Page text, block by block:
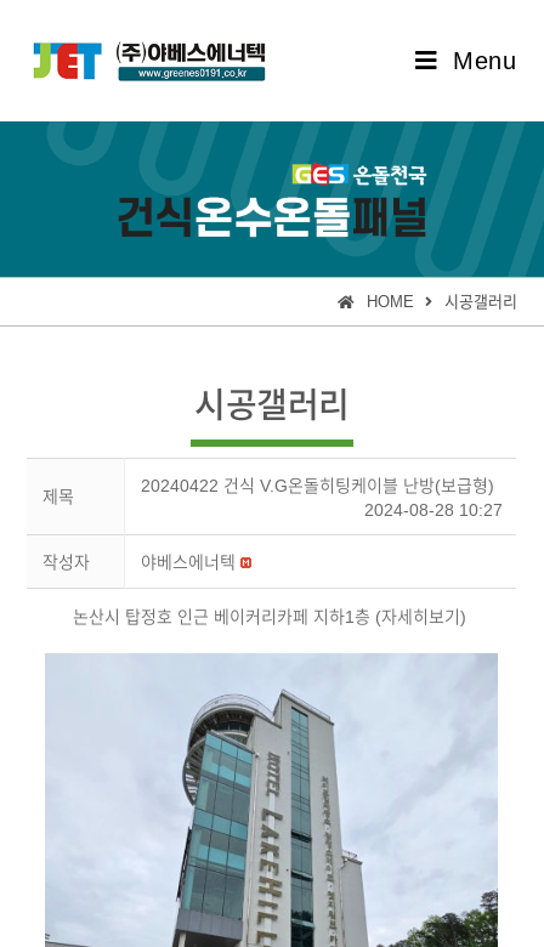
Menu
HOME 시공갤러리
시공갤러리
제목
20240422 건식 V.G온돌히팅케이블 난방(보급형)
2024-08-28 10:27
작성자 야베스에너텍
논산시 탑정호 인근 베이커리카페 지하1층 (자세히보기)